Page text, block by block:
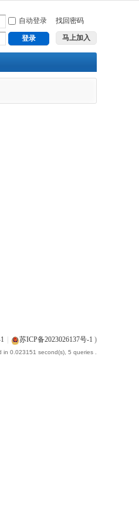
自动登录 找回密码
登录 马上加入
苏ICP备2023026137号-1 )
in 0.023151 second(s), 5 queries .